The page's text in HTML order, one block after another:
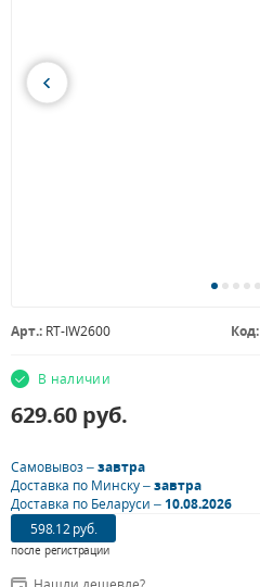
Арт.: RT-IW2600 Код:
В наличии
629.60 руб.
Самовывоз –завтра
Доставка по Минску –завтра
Доставка по Беларуси –10.08.2026
598.12 руб.
после регистрации